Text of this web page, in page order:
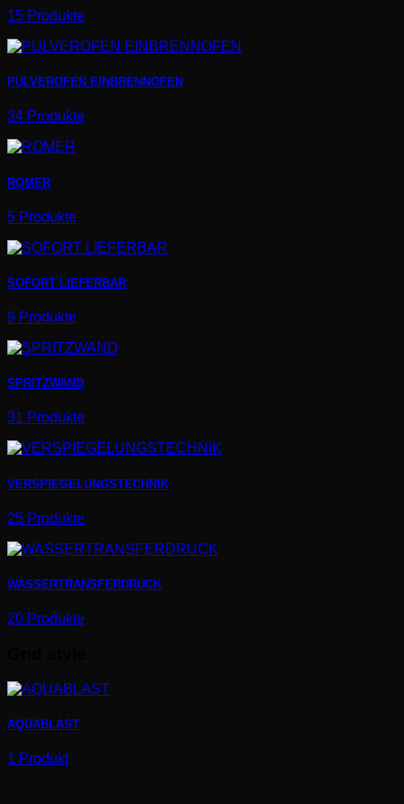
15 Produkte
PULVEROFEN EINBRENNOFEN
34 Produkte
ROMER
5 Produkte
SOFORT LIEFERBAR
9 Produkte
SPRITZWAND
31 Produkte
VERSPIEGELUNGSTECHNIK
25 Produkte
WASSERTRANSFERDRUCK
20 Produkte
AQUABLAST
1 Produkt